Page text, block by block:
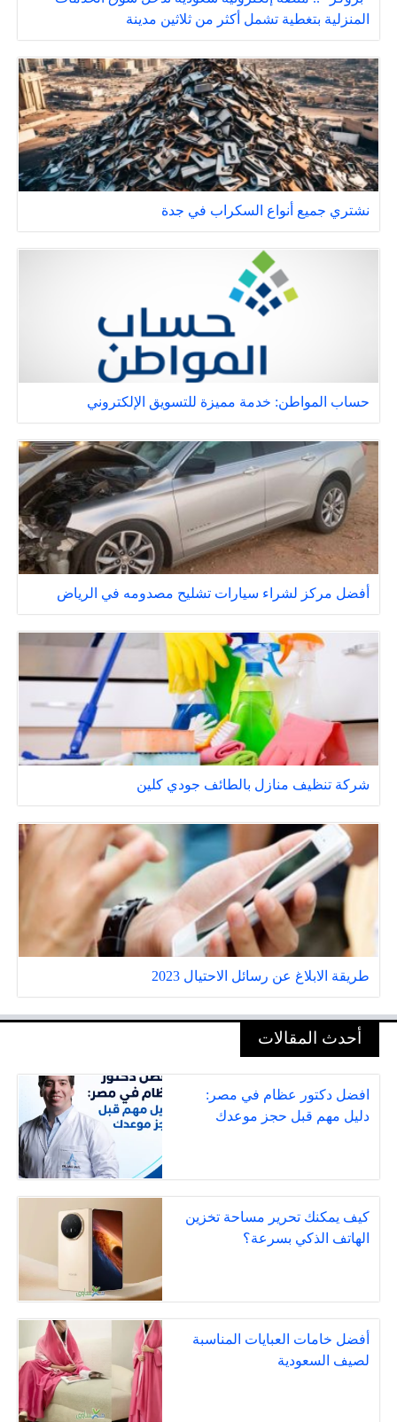
المنزلية بتغطية تشمل أكثر من ثلاثين مدينة
نشتري جميع أنواع السكراب في جدة
حساب المواطن: خدمة مميزة للتسويق الإلكتروني
أفضل مركز لشراء سيارات تشليح مصدومه في الرياض
شركة تنظيف منازل بالطائف جودي كلين
طريقة الابلاغ عن رسائل الاحتيال 2023
أحدث المقالات
افضل دكتور عظام في مصر:
دليل مهم قبل حجز موعدك
كيف يمكنك تحرير مساحة تخزين
الهاتف الذكي بسرعة؟
أفضل خامات العبايات المناسبة
لصيف السعودية